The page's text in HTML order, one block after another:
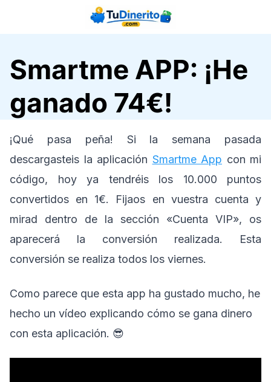
Smartme APP: ¡He
ganado 74€!
¡Qué pasa peña! Si la semana pasada
descargasteis la aplicación Smartme App con mi
código, hoy ya tendréis los 10.000 puntos
convertidos en 1€. Fijaos en vuestra cuenta y
mirad dentro de la sección «Cuenta VIP», os
aparecerá la conversión realizada. Esta
conversión se realiza todos los viernes.
Como parece que esta app ha gustado mucho, he
hecho un vídeo explicando cómo se gana dinero
con esta aplicación. 😎